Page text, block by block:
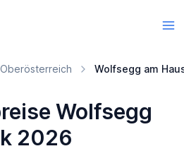
Oberösterreich Wolfsegg am
Wolfsegg
2026